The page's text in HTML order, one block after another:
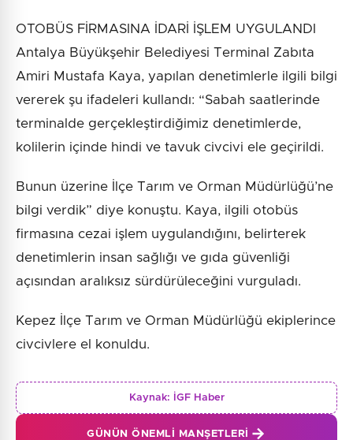
OTOBÜS FİRMASINA İDARİ İŞLEM UYGULANDI
Antalya Büyükşehir Belediyesi Terminal Zabıta
Amiri Mustafa Kaya, yapılan denetimlerle ilgili bilgi
vererek şu ifadeleri kullandı: “Sabah saatlerinde
terminalde gerçekleştirdiğimiz denetimlerde,
kolilerin içinde hindi ve tavuk civcivi ele geçirildi.
Bunun üzerine İlçe Tarım ve Orman Müdürlüğü’ne
bilgi verdik” diye konuştu. Kaya, ilgili otobüs
firmasına cezai işlem uygulandığını, belirterek
denetimlerin insan sağlığı ve gıda güvenliği
açısından aralıksız sürdürüleceğini vurguladı.
Kepez İlçe Tarım ve Orman Müdürlüğü ekiplerince
civcivlere el konuldu.
Kaynak: İGF Haber
GÜNÜN ÖNEMLI MANŞETLERI